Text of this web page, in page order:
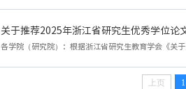
关于推荐2025年浙江省研究生优秀学位论
上页 1